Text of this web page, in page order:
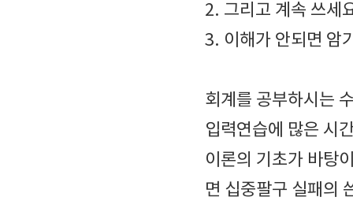
2. 그리고 계속 쓰세
3. 이해가 안되면 암
회계를 공부하시는
입력연습에 많은 시
이론의 기초가 바탕
면 십중팔구 실패의